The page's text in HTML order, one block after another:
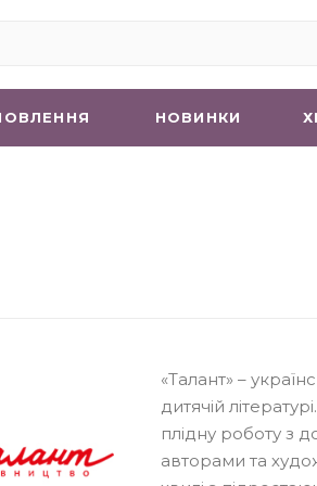
НОВИНКИ
«Талант» –
дитячій
плідну роботу з
авторами та